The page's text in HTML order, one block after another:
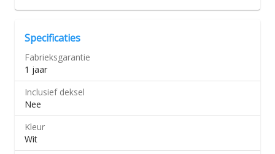
Specificaties
Fabrieksgarantie
1 jaar
Inclusief deksel
Nee
Kleur
Wit